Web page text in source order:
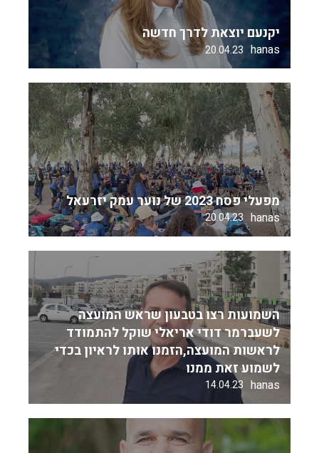
יקנעם יוצאת לדרך חדשה
hanas
20.04.23
מפעלי פסח 2023 של נוער עמק יזרעאל
hanas
20.04.23
השמועות רצו בטבעון שראש המועצה
לשעברמר דודי אריאלי שוקל להתמודד
לראשות המועצה,הזמנו אותו לראיון בכדי
לשמוע זאת ממנו
hanas
14.04.23